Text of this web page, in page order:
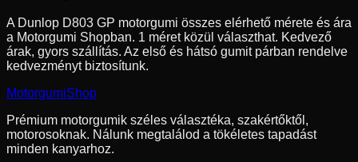
A Dunlop D803 GP motorgumi összes elérhető mérete és ára
a Motorgumi Shopban. 1 méret közül választhat. Kedvező
árak, gyors szállítás. Az első és hátsó gumit párban rendelve
kedvezményt biztosítunk.
MotorgumiShop
Prémium motorgumik széles választéka, szakértőktől,
motorosoknak. Nálunk megtalálod a tökéletes tapadást
minden kanyarhoz.